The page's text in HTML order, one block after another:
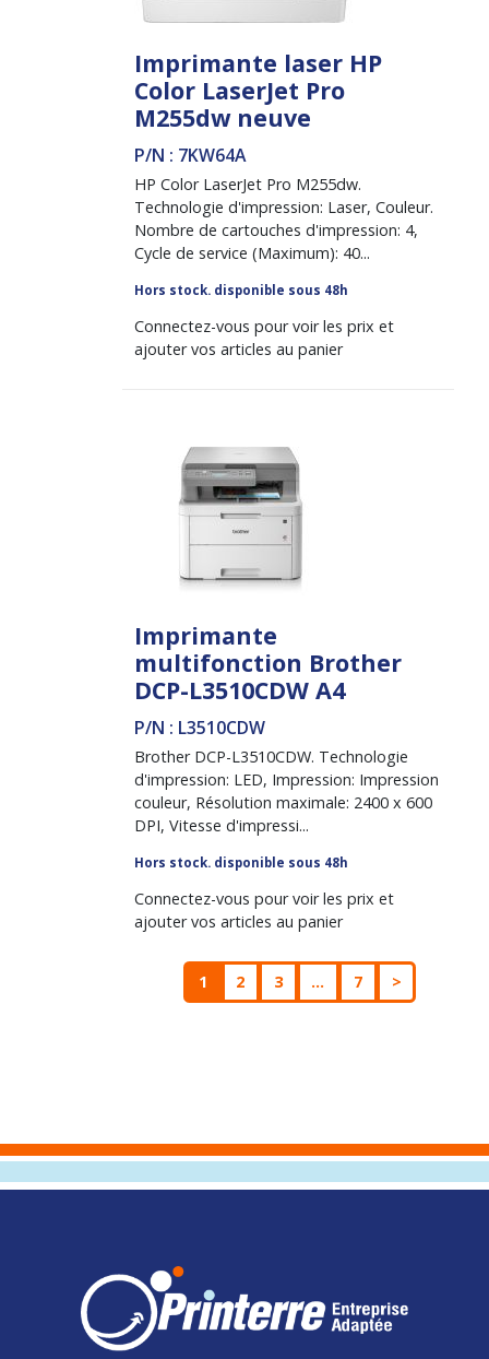
Imprimante laser HP
Color LaserJet Pro
M255dw neuve
P/N : 7KW64A
HP Color LaserJet Pro M255dw.
Technologie d'impression: Laser, Couleur.
Nombre de cartouches d'impression: 4,
Cycle de service (Maximum): 40...
Hors stock. disponible sous 48h
Connectez-vous pour voir les prix et
ajouter vos articles au panier
Imprimante
multifonction Brother
DCP-L3510CDW A4
P/N : L3510CDW
Brother DCP-L3510CDW. Technologie
d'impression: LED, Impression: Impression
couleur, Résolution maximale: 2400 x 600
DPI, Vitesse d'impressi...
Hors stock. disponible sous 48h
Connectez-vous pour voir les prix et
ajouter vos articles au panier
1 2 3 ... 7 >